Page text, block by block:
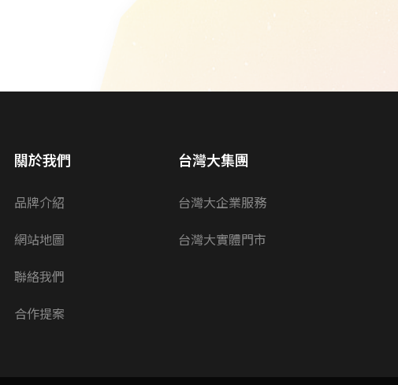
關於我們
品牌介紹
網站地圖
聯絡我們
合作提案
台灣大集團
台灣大企業服務
台灣大實體門市